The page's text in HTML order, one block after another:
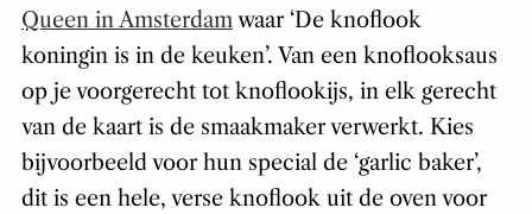
Queen in Amsterdamwaar ‘De knoflook
koningin is in de keuken’. Van een knoflooksaus
op je voorgerecht tot knoflookijs, in elk gerecht
van de kaart is de smaakmaker verwerkt. Kies
bijvoorbeeld voor hun special de ‘garlic baker’,
dit is een hele, verse knoflook uit de oven voor